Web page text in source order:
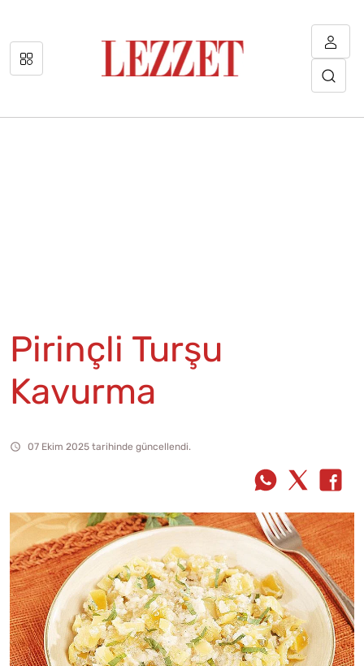
Pirinçli Turşu
Kavurma
07 Ekim 2025 tarihinde güncellendi.